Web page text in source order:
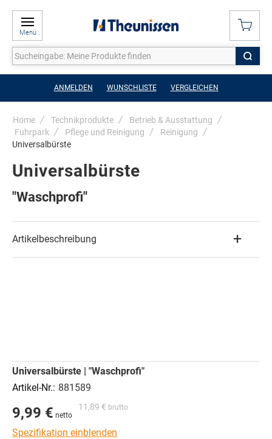
Menü
ANMELDEN WUNSCHLISTE VERGLEICHEN
Home Technikprodukte
Betrieb & Ausstattung
Fuhrpark
Pflege und Reinigung
Reinigung
Universalbürste
Universalbürste
"Waschprofi"
Artikelbeschreibung
Gruppiert
Produkte
-
Universalbürste | "Waschprofi"
881589
11,89 €
9,99 €
Spezifikation einblenden